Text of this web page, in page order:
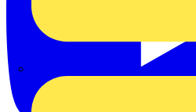
eldis electro distributor GmbH